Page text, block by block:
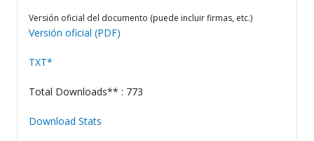
Versión oficial del documento (puede incluir firmas, etc.)
Versión oficial (PDF)
TXT*
Total Downloads** : 773
Download Stats